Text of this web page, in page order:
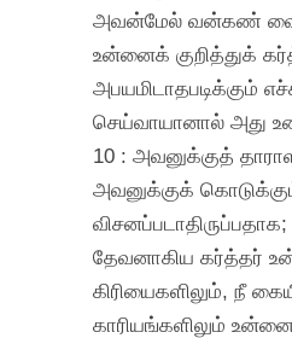
அவன்மேல் வன்கண்
உன்னைக் குறித்துக்
அபயமிடாதபடிக்கும்
செய்வாயானால் அது
10 : அவனுக்குத்
அவனுக்குக்
தேவனாகிய கர்த்தர்
கிரியைகளிலும், நீ
காரியங்களிலும்